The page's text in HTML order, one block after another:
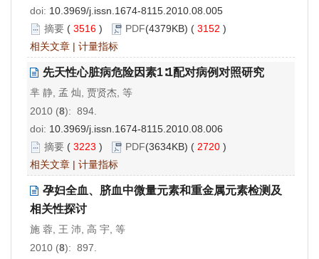
doi: 10.3969/j.issn.1674-8115.2010.08.005
摘要 ( 3516 ) PDF(4379KB) ( 3152 )
相关文章 | 计量指标
先天性心脏病危险因素1∶1配对病例对照研究
芈 静, 孟 灿, 贾贤杰, 等
2010 (8): 894.
doi: 10.3969/j.issn.1674-8115.2010.08.006
摘要 ( 3223 ) PDF(3634KB) ( 2720 )
相关文章 | 计量指标
孕妇全血、脐血中微量元素和重金属元素检测及
相关性探讨
施 蓉, 王 沛, 高 宇, 等
2010 (8): 897.